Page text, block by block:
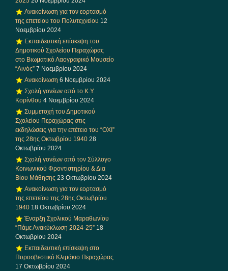
Ανακοίνωση για τον εορτασμό
της επετείου του Πολυτεχνείου 12
Νοεμβρίου 2024
Εκπαιδευτική επίσκεψη του
Δημοτικού Σχολείου Περαχώρας
στο Βιωματικό Λαογραφικό Μουσείο
“Λινός” 7 Νοεμβρίου 2024
Ανακοίνωση 6 Νοεμβρίου 2024
Σχολή γονέων από το Κ.Υ.
Κορίνθου 4 Νοεμβρίου 2024
Συμμετοχή του Δημοτικού
Σχολείου Περαχώρας στις
εκδηλώσεις για την επέτειο του “ΟΧΙ”
της 28ης Οκτωβρίου 1940 28
Οκτωβρίου 2024
Σχολή γονέων από τον Σύλλογο
Κοινωνικού Φροντιστηρίου & Δια
Βίου Μάθησης 23 Οκτωβρίου 2024
Ανακοίνωση για τον εορτασμό
της επετείου της 28ης Οκτωβρίου
1940 18 Οκτωβρίου 2024
Έναρξη Σχολικού Μαραθωνίου
“Πάμε Ανακύκλωση 2024-25” 18
Οκτωβρίου 2024
Εκπαιδευτική επίσκεψη στο
Πυροσβεστικό Κλιμάκιο Περαχώρας
17 Οκτωβρίου 2024